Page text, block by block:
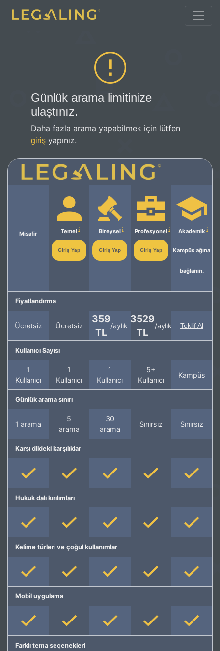
Günlük arama limitinize
ulaştınız.
Daha fazla arama yapabilmek için lütfen
giriş yapınız.
Misafir Temel
Giriş Yap
Bireysel
Giriş Yap
Profesyonel
Giriş Yap
Akademik
Kampüs ağına
bağlanın.
Fiyatlandırma
Ücretsiz Ücretsiz
359
TL
/aylık
3529
TL
/aylık Teklif Al
Kullanıcı Sayısı
1
Kullanıcı
1
Kullanıcı
1
Kullanıcı
5+
Kullanıcı
Kampüs
Günlük arama sınırı
1 arama
5
arama
30
arama
Sınırsız Sınırsız
Karşı dildeki karşılıklar
Hukuk dalı kırılımları
Kelime türleri ve çoğul kullanımlar
Mobil uygulama
Farklı tema seçenekleri